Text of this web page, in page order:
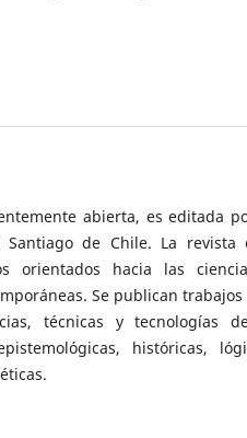
abierta, es editada
de Chile. La revista
orientados hacia las
Se publican
técnicas y tecnologías
históricas,